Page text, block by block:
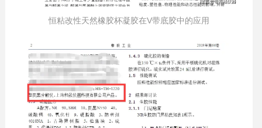
恒粘改性天然橡胶杯凝胶在V带底胶中的应用